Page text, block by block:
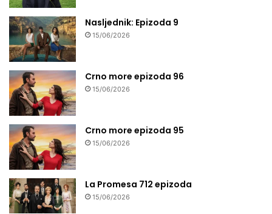
Nasljednik: Epizoda 9
15/06/2026
Crno more epizoda 96
15/06/2026
Crno more epizoda 95
15/06/2026
La Promesa 712 epizoda
15/06/2026